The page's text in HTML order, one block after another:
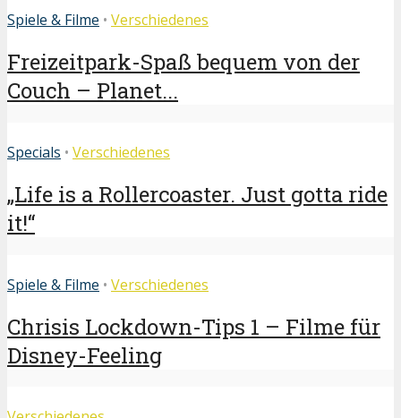
Spiele & Filme • Verschiedenes
Freizeitpark-Spaß bequem von der
Couch – Planet...
Specials • Verschiedenes
„Life is a Rollercoaster. Just gotta ride
it!“
Spiele & Filme • Verschiedenes
Chrisis Lockdown-Tips 1 – Filme für
Disney-Feeling